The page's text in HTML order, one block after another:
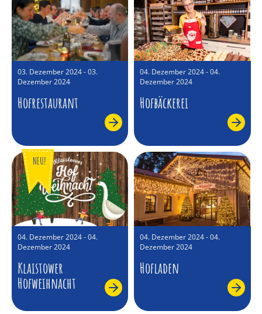
03. Dezember 2024 - 03.
Dezember 2024
Hofrestaurant
04. Dezember 2024 - 04.
Dezember 2024
Hofbäckerei
04. Dezember 2024 - 04.
Dezember 2024
Klaistower
Hofweihnacht
NEU!
04. Dezember 2024 - 04.
Dezember 2024
Hofladen